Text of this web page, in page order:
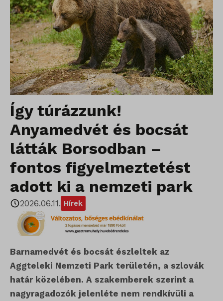
Így túrázzunk!
Anyamedvét és bocsát
látták Borsodban –
fontos figyelmeztetést
adott ki a nemzeti park
2026.06.11. Hírek
Barnamedvét és bocsát észleltek az
Aggteleki Nemzeti Park területén, a szlovák
határ közelében. A szakemberek szerint a
nagyragadozók jelenléte nem rendkívüli a